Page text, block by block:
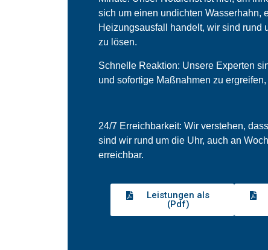
sich um einen undichten Wasserhahn,
Heizungsausfall handelt, wir sind rund
zu lösen.
Schnelle Reaktion: Unsere Experten
und sofortige Maßnahmen zu
24/7 Erreichbarkeit: Wir verstehen,
sind wir rund um die Uhr, auch an
erreichbar.
Leistungen als
(Pdf)